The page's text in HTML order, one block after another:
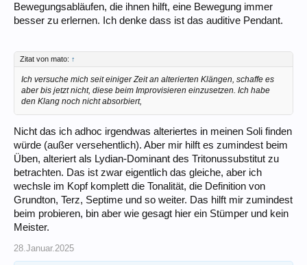
Bewegungsabläufen, die ihnen hilft, eine Bewegung immer
besser zu erlernen. Ich denke dass ist das auditive Pendant.
Zitat von mato: ↑
Ich versuche mich seit einiger Zeit an alterierten Klängen, schaffe es
aber bis jetzt nicht, diese beim Improvisieren einzusetzen. Ich habe
den Klang noch nicht absorbiert,
Nicht das ich adhoc irgendwas alteriertes in meinen Soli finden
würde (außer versehentlich). Aber mir hilft es zumindest beim
Üben, alteriert als Lydian-Dominant des Tritonussubstitut zu
betrachten. Das ist zwar eigentlich das gleiche, aber ich
wechsle im Kopf komplett die Tonalität, die Definition von
Grundton, Terz, Septime und so weiter. Das hilft mir zumindest
beim probieren, bin aber wie gesagt hier ein Stümper und kein
Meister.
28.Januar.2025